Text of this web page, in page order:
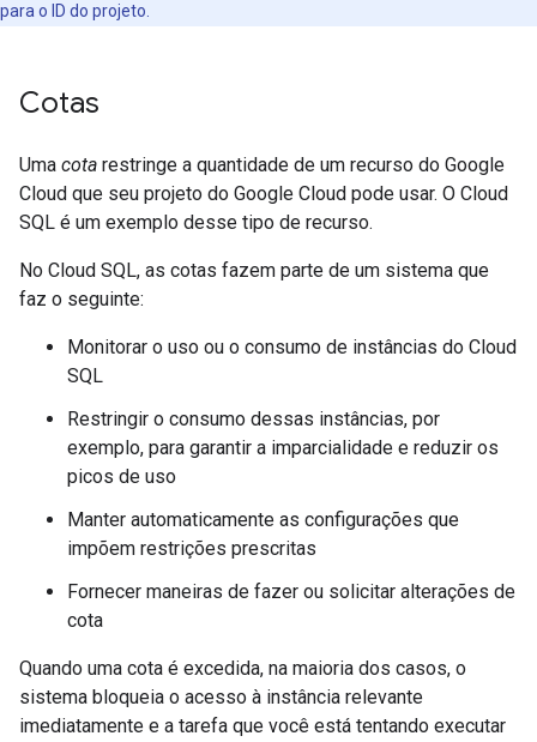
para o ID do projeto.
Cotas
Uma cota restringe a quantidade de um recurso do Google
Cloud que seu projeto do Google Cloud pode usar. O Cloud
SQL é um exemplo desse tipo de recurso.
No Cloud SQL, as cotas fazem parte de um sistema que
faz o seguinte:
Monitorar o uso ou o consumo de instâncias do Cloud
SQL
Restringir o consumo dessas instâncias, por
exemplo, para garantir a imparcialidade e reduzir os
picos de uso
Manter automaticamente as configurações que
impõem restrições prescritas
Fornecer maneiras de fazer ou solicitar alterações de
cota
Quando uma cota é excedida, na maioria dos casos, o
sistema bloqueia o acesso à instância relevante
imediatamente e a tarefa que você está tentando executar